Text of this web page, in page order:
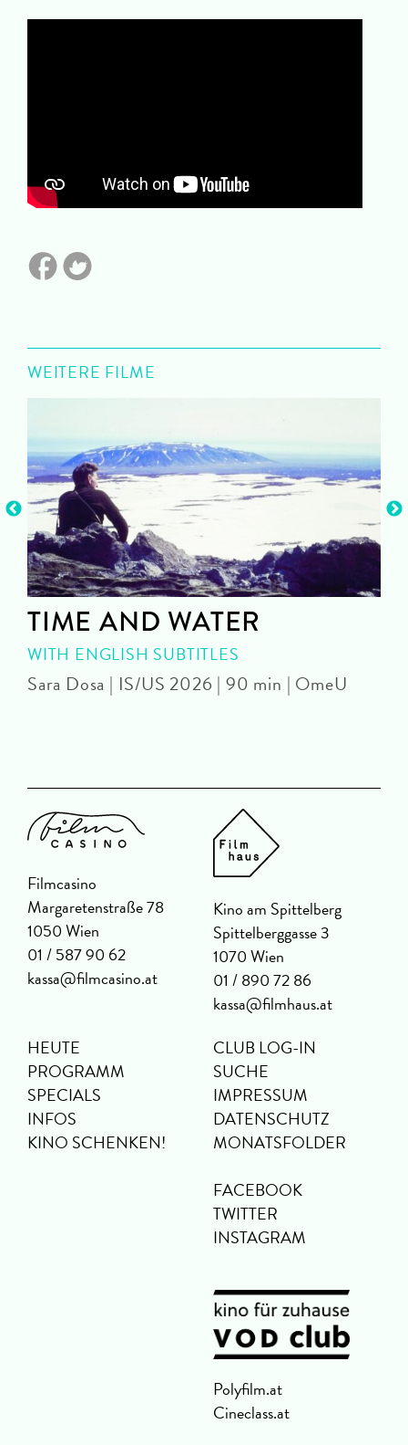
WEITERE FILME
TIME AND WATER
WITH ENGLISH SUBTITLES
Sara Dosa | IS/US 2026 | 90 min | OmeU
Filmcasino
Margaretenstraße 78
1050 Wien
01 / 587 90 62
kassa@filmcasino.at
Kino am Spittelberg
Spittelberggasse 3
1070 Wien
01 / 890 72 86
kassa@filmhaus.at
HEUTE
PROGRAMM
SPECIALS
INFOS
KINO SCHENKEN!
CLUB LOG-IN
SUCHE
IMPRESSUM
DATENSCHUTZ
MONATSFOLDER
FACEBOOK
TWITTER
INSTAGRAM
Polyfilm.at
Cineclass.at